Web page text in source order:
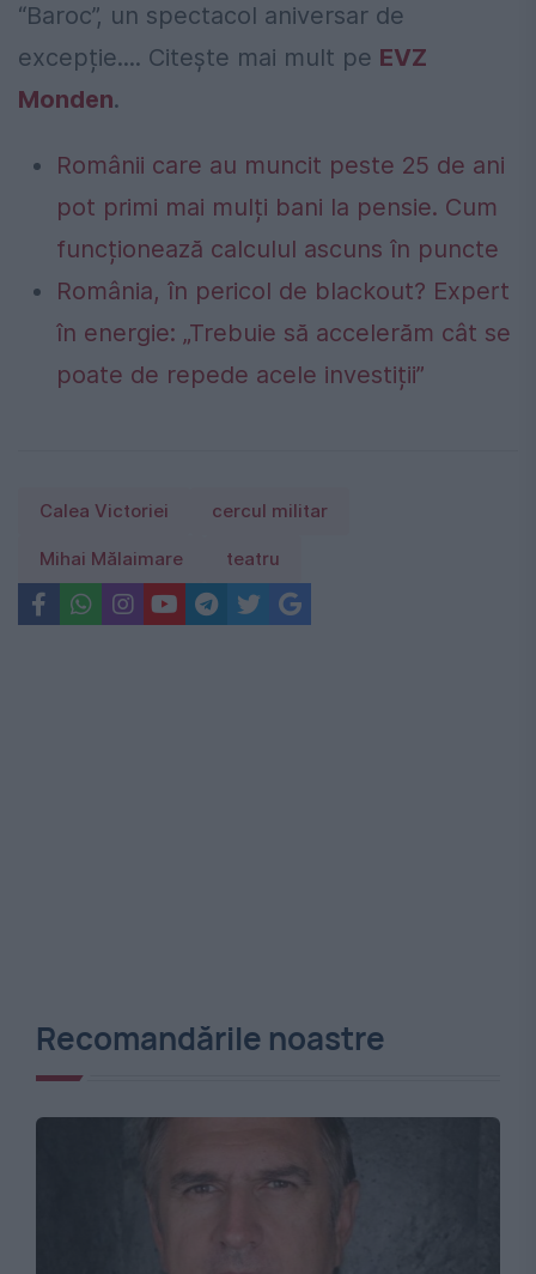
“Baroc”, un spectacol aniversar de
excepție.... Citeşte mai mult pe EVZ
Monden.
Românii care au muncit peste 25 de ani
pot primi mai mulți bani la pensie. Cum
funcționează calculul ascuns în puncte
România, în pericol de blackout? Expert
în energie: „Trebuie să accelerăm cât se
poate de repede acele investiții”
Calea Victoriei cercul militar
Mihai Mălaimare teatru
Recomandările noastre